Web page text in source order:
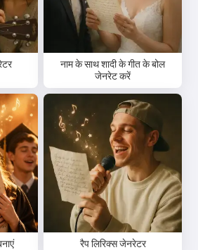
नाम के साथ शादी के गीत के बोल
जेनरेट करें
रैप लिरिक्स जेनरेटर